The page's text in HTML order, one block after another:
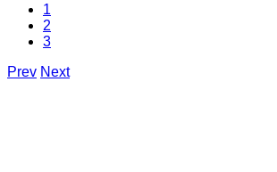
1
2
3
Prev Next